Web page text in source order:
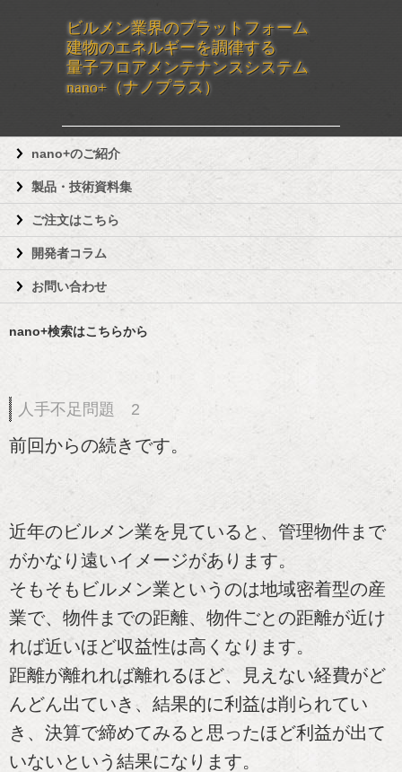
ビルメン業界のプラットフォーム
建物のエネルギーを調律する
量子フロアメンテナンスシステム
nano+（ナノプラス）
nano+のご紹介
製品・技術資料集
ご注文はこちら
開発者コラム
お問い合わせ
nano+検索はこちらから
人手不足問題 2
前回からの続きです。
近年のビルメン業を見ていると、管理物件まで
がかなり遠いイメージがあります。
そもそもビルメン業というのは地域密着型の産
業で、物件までの距離、物件ごとの距離が近け
れば近いほど収益性は高くなります。
距離が離れれば離れるほど、見えない経費がど
んどん出ていき、結果的に利益は削られてい
き、決算で締めてみると思ったほど利益が出て
いないという結果になります。